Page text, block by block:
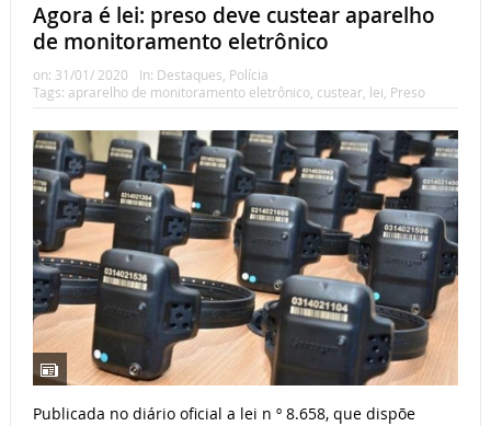
Agora é lei: preso deve custear aparelho
de monitoramento eletrônico
on: 31/01/ 2020 In: Destaques, Polícia
Tags: aprarelho de monitoramento eletrônico, custear, lei, Preso
Publicada no diário oficial a lei n º 8.658, que dispõe